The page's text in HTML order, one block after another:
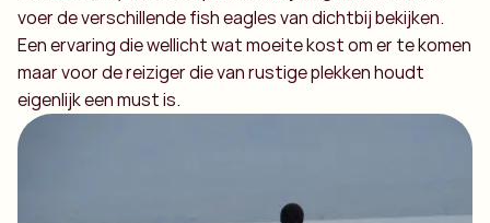
voer de verschillende fish eagles van dichtbij bekijken.
Een ervaring die wellicht wat moeite kost om er te komen
maar voor de reiziger die van rustige plekken houdt
eigenlijk een must is.